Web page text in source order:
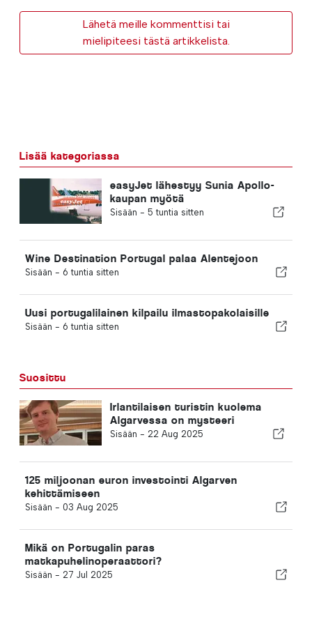
Lähetä meille kommenttisi tai
mielipiteesi tästä artikkelista.
Lisää kategoriassa
easyJet lähestyy Sunia Apollo-
kaupan myötä
Sisään - 5 tuntia sitten
Wine Destination Portugal palaa Alentejoon
Sisään - 6 tuntia sitten
Uusi portugalilainen kilpailu ilmastopakolaisille
Sisään - 6 tuntia sitten
Suosittu
Irlantilaisen turistin kuolema
Algarvessa on mysteeri
Sisään - 22 Aug 2025
125 miljoonan euron investointi Algarven
kehittämiseen
Sisään - 03 Aug 2025
Mikä on Portugalin paras
matkapuhelinoperaattori?
Sisään - 27 Jul 2025